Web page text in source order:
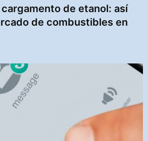
de etanol: así
de combustibles en